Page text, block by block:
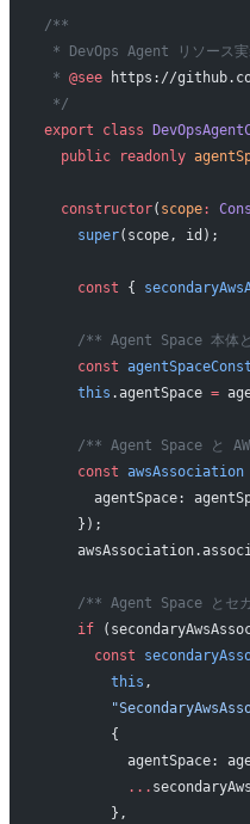
/**
* DevOps Agent リソース実
* @see https://
*/
export class
  public
readonly
  constructor
( scope:
    super
(scope, id);
    const
{
/** Agent Space 本体と
    const
    this
.agentSpace =
/** Agent Space と
    const
awsAssociation
agentSpace:
    });
/** Agent Space とセ
    if
      const
        this
,
        {
agentSpace:
          ...
        },